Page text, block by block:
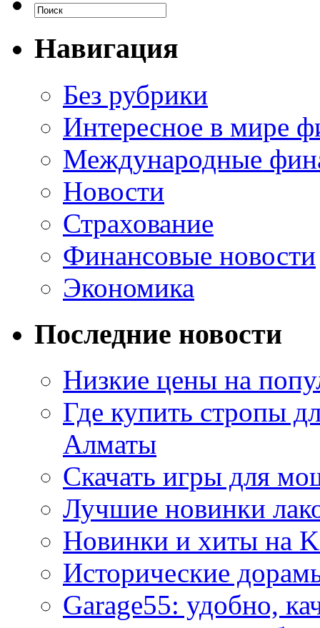
Навигация
Без рубрики
Интересное в мире
Международные
Новости
Страхование
Финансовые новости
Экономика
Последние новости
Низкие цены на
Где купить стропы
Алматы
Скачать игры для
Лучшие новинки
Новинки и хиты на
Исторические
Garage55: удобно,